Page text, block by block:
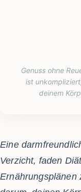
Genuss ohne
ist
deinem
Eine
Verzicht, faden
Ernährungsplänen